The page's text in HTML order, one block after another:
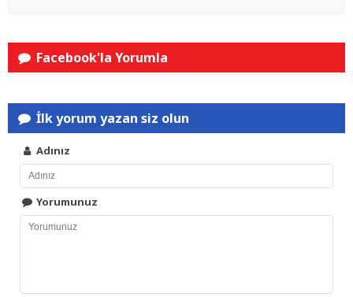
Facebook'la Yorumla
İlk yorum yazan siz olun
Adınız
Yorumunuz